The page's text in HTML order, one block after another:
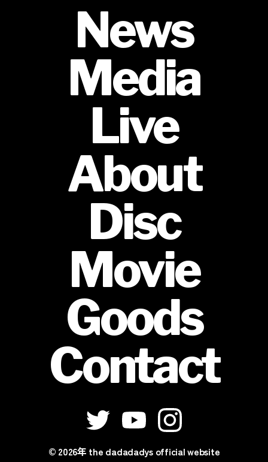
News
Media
Live
About
Disc
Movie
Goods
Contact
© 2026年 the dadadadys official website